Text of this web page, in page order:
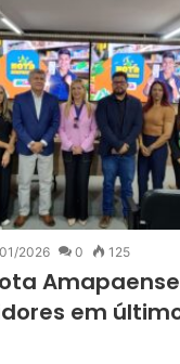
2026 0 125
em